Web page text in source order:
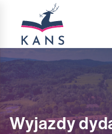
Wyjazdy